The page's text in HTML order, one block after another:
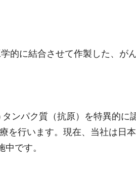
的に結合させて作製した、が
ンパク質（抗原）を特異的に
を行います。現在、当社は日
です。